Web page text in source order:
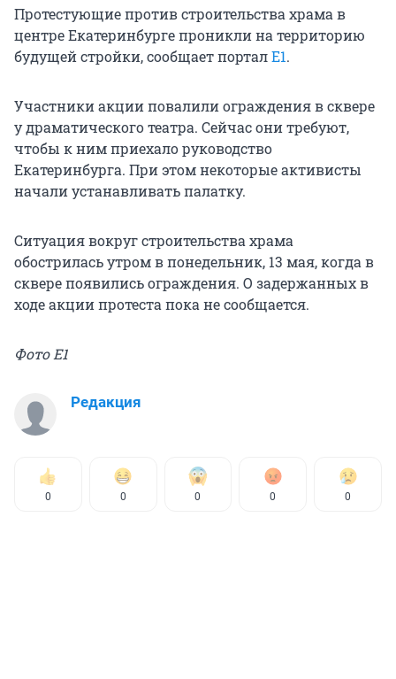
Протестующие против строительства храма в
центре Екатеринбурге проникли на территорию
будущей стройки, сообщает порталЕ1.
Участники акции повалили ограждения в сквере
у драматического театра. Сейчас они требуют,
чтобы к ним приехало руководство
Екатеринбурга. При этом некоторые активисты
начали устанавливать палатку.
Ситуация вокруг строительства храма
обострилась утром в понедельник, 13 мая, когда в
сквере появились ограждения. О задержанных в
ходе акции протеста пока не сообщается.
Фото Е1
Редакция
0 0 0 0 0